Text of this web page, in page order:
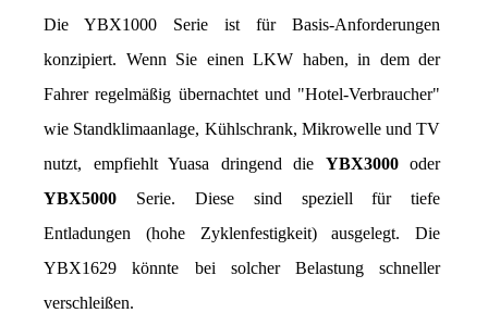
Die YBX1000 Serie ist für Basis-Anforderungen
konzipiert. Wenn Sie einen LKW haben, in dem der
Fahrer regelmäßig übernachtet und "Hotel-Verbraucher"
wie Standklimaanlage, Kühlschrank, Mikrowelle und TV
nutzt, empfiehlt Yuasa dringend die YBX3000
oder
YBX5000 Serie. Diese sind speziell für tiefe
Entladungen (hohe Zyklenfestigkeit) ausgelegt. Die
YBX1629 könnte bei solcher Belastung schneller
verschleißen.